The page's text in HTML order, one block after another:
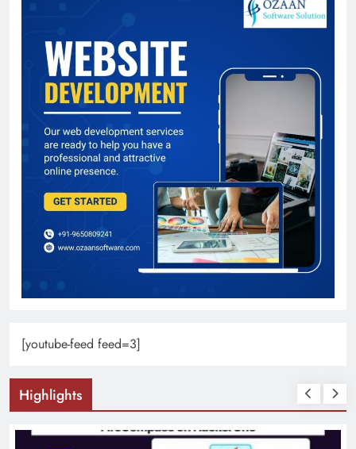
[youtube-feed feed=3]
Highlights